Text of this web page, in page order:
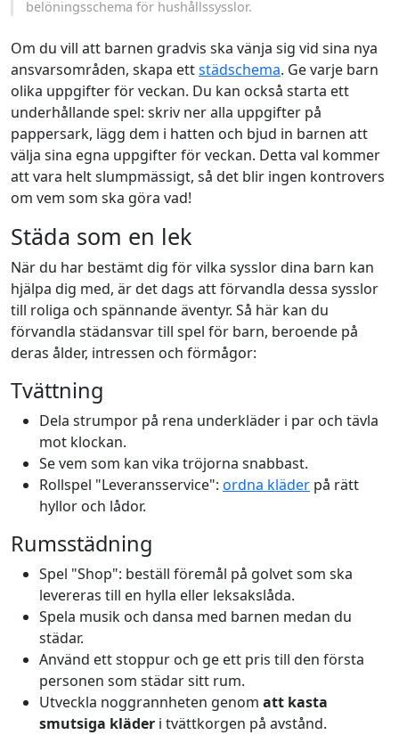
belöningsschema för hushållssysslor.
Om du vill att barnen gradvis ska vänja sig vid sina nya
ansvarsområden, skapa ettstädschema. Ge varje barn
olika uppgifter för veckan. Du kan också starta ett
underhållande spel: skriv ner alla uppgifter på
pappersark, lägg dem i hatten och bjud in barnen att
välja sina egna uppgifter för veckan. Detta val kommer
att vara helt slumpmässigt, så det blir ingen kontrovers
om vem som ska göra vad!
Städa som en lek
När du har bestämt dig för vilka sysslor dina barn kan
hjälpa dig med, är det dags att förvandla dessa sysslor
till roliga och spännande äventyr. Så här kan du
förvandla städansvar till spel för barn, beroende på
deras ålder, intressen och förmågor:
Tvättning
Dela strumpor på rena underkläder i par och tävla
mot klockan.
Se vem som kan vika tröjorna snabbast.
Rollspel "Leveransservice": ordna kläder på rätt
hyllor och lådor.
Rumsstädning
Spel "Shop": beställ föremål på golvet som ska
levereras till en hylla eller leksakslåda.
Spela musik och dansa med barnen medan du
städar.
Använd ett stoppur och ge ett pris till den första
personen som städar sitt rum.
Utveckla noggrannheten genom att kasta
smutsiga kläder i tvättkorgen på avstånd.